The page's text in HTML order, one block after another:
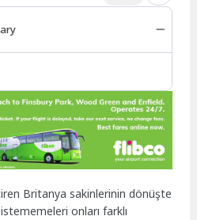
Britanya sakinlerinin dönüşte
onları farklı